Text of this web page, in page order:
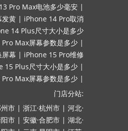
Pro Max电池多少毫安 |
发黄 | iPhone 14 Pro取消
14 Plus尺寸大小是多少
Max屏幕参数是多少 |
幕 | iPhone 15 Pro维修
15 Plus尺寸大小是多少 |
Max屏幕参数是多少 |
门店分站:
市 | 浙江·杭州市 | 河北·
市 | 安徽·合肥市 | 湖北·